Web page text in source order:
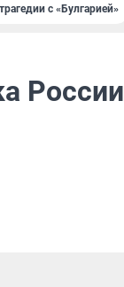
с «Булгарией»
России